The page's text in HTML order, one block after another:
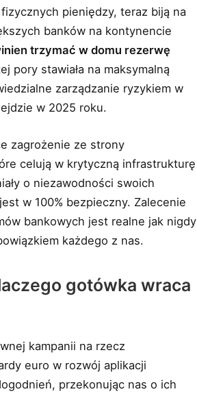
pieniędzy, teraz biją na
banków na kontynencie
trzymać w domu rezerwę
pory stawiała na maksymalną
zarządzanie ryzykiem w
w 2025 roku.
zagrożenie ze strony
celują w krytyczną infrastrukturę
o niezawodności swoich
w 100% bezpieczny. Zalecenie
bankowych jest realne jak nigdy
każdego z nas.
gotówka wraca
kampanii na rzecz
euro w rozwój aplikacji
przekonując nas o ich